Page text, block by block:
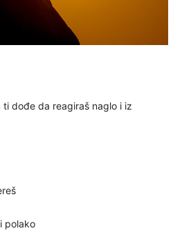
dođe da reagiraš naglo i iz
polako